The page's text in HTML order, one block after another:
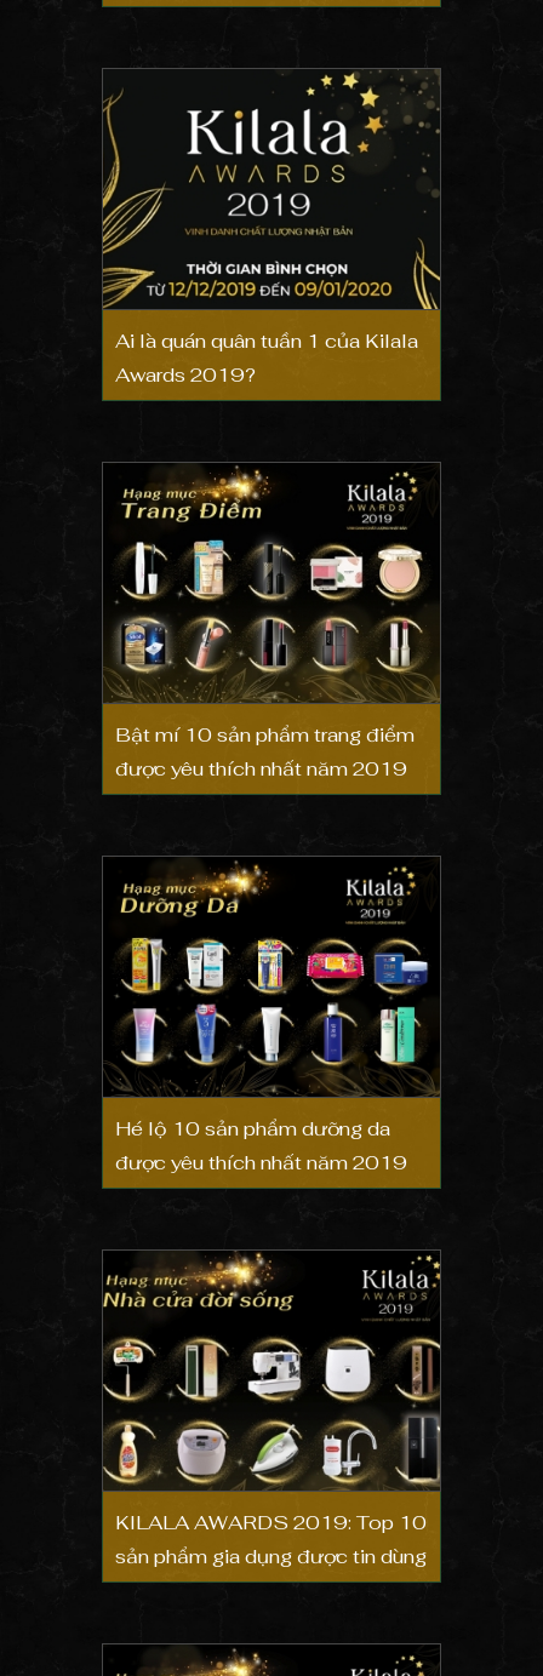
môi trường
Ai là quán quân tuần 1 của Kilala
Awards 2019?
Bật mí 10 sản phẩm trang điểm
được yêu thích nhất năm 2019
Hé lộ 10 sản phẩm dưỡng da
được yêu thích nhất năm 2019
KILALA AWARDS 2019: Top 10
sản phẩm gia dụng được tin dùng